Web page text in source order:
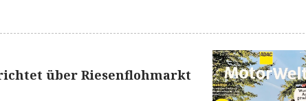
über Riesenflohmarkt